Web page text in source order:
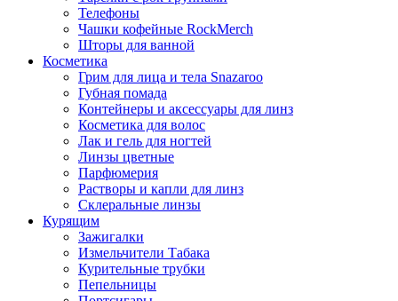
Телефоны
Чашки кофейные RockMerch
Шторы для ванной
Косметика
Грим для лица и тела Snazaroo
Губная помада
Контейнеры и аксессуары для линз
Косметика для волос
Лак и гель для ногтей
Линзы цветные
Парфюмерия
Растворы и капли для линз
Склеральные линзы
Курящим
Зажигалки
Измельчители Табака
Курительные трубки
Пепельницы